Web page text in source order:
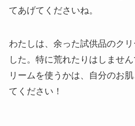
てあげてくださいね。
わたしは、余った試供品のク
した。特に荒れたりはしませ
リームを使うかは、自分のお
てください！